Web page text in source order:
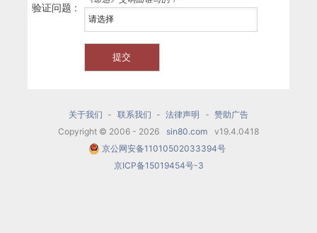
验证问题 :
关于我们 - 联系我们 - 法律声明 - 赞助广告
Copyright © 2006 - 2026
sin80.com
v19.4.0418
京公网安备11010502033394号
京ICP备15019454号-3